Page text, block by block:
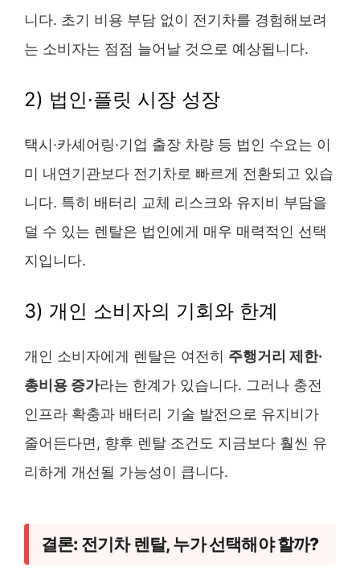
니다. 초기 비용 부담 없이 전기차를 경험해보려
는 소비자는 점점 늘어날 것으로 예상됩니다.
2) 법인·플릿 시장 성장
택시·카셰어링·기업 출장 차량 등 법인 수요는 이
미 내연기관보다 전기차로 빠르게 전환되고 있습
니다. 특히 배터리 교체 리스크와 유지비 부담을
덜 수 있는 렌탈은 법인에게 매우 매력적인 선택
지입니다.
3) 개인 소비자의 기회와 한계
개인 소비자에게 렌탈은 여전히 주행거리 제한·
총비용 증가라는 한계가 있습니다. 그러나 충전
인프라 확충과 배터리 기술 발전으로 유지비가
줄어든다면, 향후 렌탈 조건도 지금보다 훨씬 유
리하게 개선될 가능성이 큽니다.
결론: 전기차 렌탈, 누가 선택해야 할까?